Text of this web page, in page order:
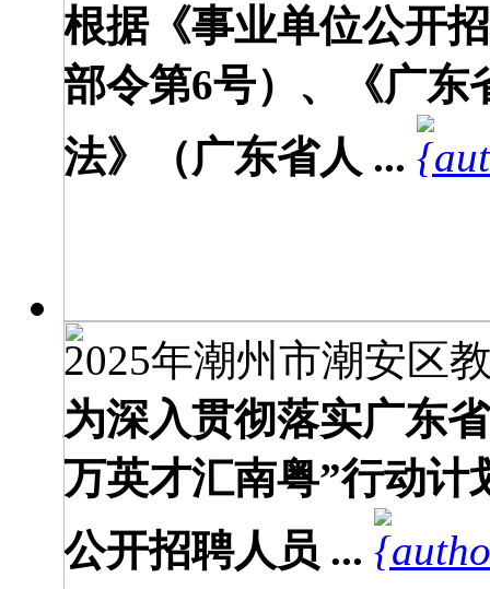
根据《事业单位公开
部令第6号）、《广东
法》（广东省人 ...
2025年潮州市潮安区
为深入贯彻落实广东
万英才汇南粤”行动计
公开招聘人员 ...